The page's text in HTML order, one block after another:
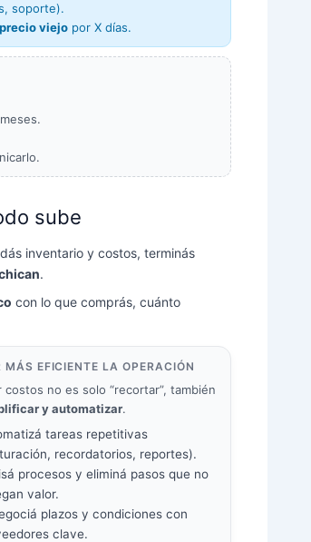
soporte).
viejo por X días.
sube
inventario y costos, terminás
.
con lo que comprás, cuánto
MÁS EFICIENTE LA OPERACIÓN
costos no es solo “recortar”, también
y automatizar.
tareas repetitivas
recordatorios, reportes).
procesos y eliminá pasos que no
valor.
plazos y condiciones con
clave.